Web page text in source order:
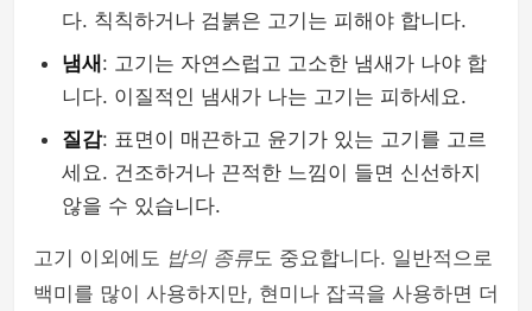
다. 칙칙하거나 검붉은 고기는 피해야 합니다.
냄새 : 고기는 자연스럽고 고소한 냄새가 나야 합
니다. 이질적인 냄새가 나는 고기는 피하세요.
질감: 표면이 매끈하고 윤기가 있는 고기를 고르
세요. 건조하거나 끈적한 느낌이 들면 신선하지
않을 수 있습니다.
고기 이외에도 밥의 종류도 중요합니다. 일반적으로
백미를 많이 사용하지만, 현미나 잡곡을 사용하면 더